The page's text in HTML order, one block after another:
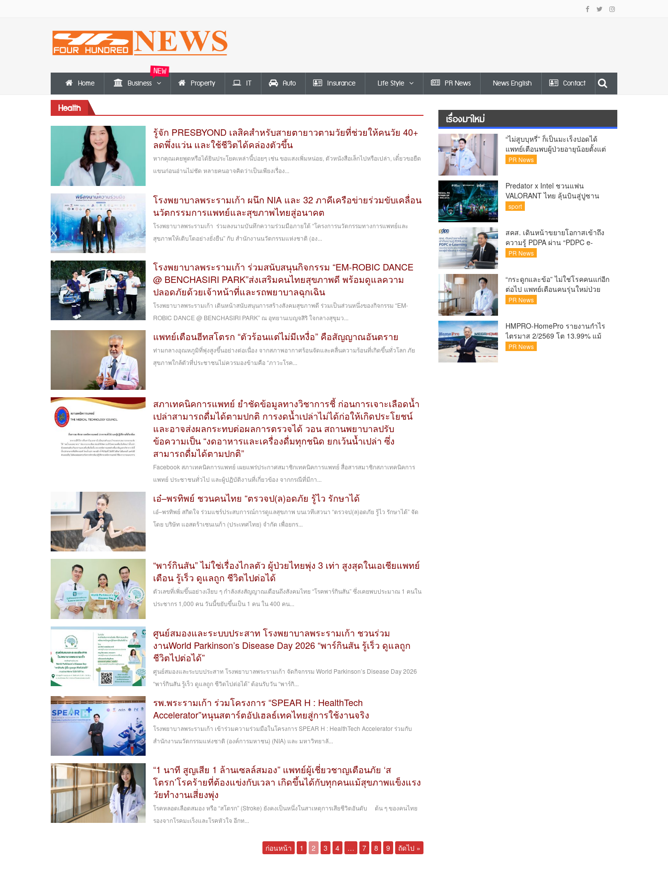
Home Business
NEW
Property IT Auto Insurance Life Style PR News News English Contact
Health
รู้จัก PRESBYOND เลสิคสำหรับสายตายาวตามวัยที่ช่วยให้คนวัย 40+
ลดพึ่งแว่น และใช้ชีวิตได้คล่องตัวขึ้น
หากคุณเคยพูดหรือได้ยินประโยคเหล่านี้บ่อยๆ เช่น ขอแสงเพิ่มหน่อย, ตัวหนังสือเล็กไปหรือเปล่า, เดี๋ยวขอยืด
แขนก่อนอ่านไม่ชัด หลายคนอาจคิดว่าเป็นเพียงเรื่อง...
โรงพยาบาลพระรามเก้า ผนึก NIA และ 32 ภาคีเครือข่ายร่วมขับเคลื่อน
นวัตกรรมการแพทย์และสุขภาพไทยสู่อนาคต
โรงพยาบาลพระรามเก้า ร่วมลงนามบันทึกความร่วมมือภายใต้ “โครงการนวัตกรรมทางการแพทย์และ
สุขภาพให้เติบโตอย่างยั่งยืน” กับ สำนักงานนวัตกรรมแห่งชาติ (อง...
โรงพยาบาลพระรามเก้า ร่วมสนับสนุนกิจกรรม “EM-ROBIC DANCE
@ BENCHASIRI PARK”ส่งเสริมคนไทยสุขภาพดี พร้อมดูแลความ
ปลอดภัยด้วยเจ้าหน้าที่และรถพยาบาลฉุกเฉิน
โรงพยาบาลพระรามเก้า เดินหน้าสนับสนุนการสร้างสังคมสุขภาพดี ร่วมเป็นส่วนหนึ่งของกิจกรรม “EM-
ROBIC DANCE @ BENCHASIRI PARK” ณ อุทยานเบญจสิริ ใจกลางสุขุมว...
แพทย์เตือนฮีทสโตรก “ตัวร้อนแต่ไม่มีเหงื่อ” คือสัญญาณอันตราย
ท่ามกลางอุณหภูมิที่พุ่งสูงขึ้นอย่างต่อเนื่อง จากสภาพอากาศร้อนจัดและคลื่นความร้อนที่เกิดขึ้นทั่วโลก ภัย
สุขภาพใกล้ตัวที่ประชาชนไม่ควรมองข้ามคือ “ภาวะโรค...
สภาเทคนิคการแพทย์ ยำชัดข้อมูลทางวิชาการชี้ ก่อนการเจาะเลือดน้ำ
เปล่าสามารถดื่มได้ตามปกติ การงดน้ำเปล่าไม่ได้ก่อให้เกิดประโยชน์
และอาจส่งผลกระทบต่อผลการตรวจได้ วอน สถานพยาบาลปรับ
ข้อความเป็น “งดอาหารและเครื่องดื่มทุกชนิด ยกเว้นน้ำเปล่า ซึ่ง
สามารถดื่มได้ตามปกติ”
Facebook สภาเทคนิคการแพทย์ เผยแพร่ประกาศสมาชิกเทคนิคการแพทย์ สื่อสารสมาชิกสภาเทคนิคการ
แพทย์ ประชาชนทั่วไป และผู้ปฏิบัติงานที่เกี่ยวข้อง จากกรณีที่มีกา...
เอ๋–พรทิพย์ ชวนคนไทย “ตรวจป(ล)อดภัย รู้ไว รักษาได้
เอ๋–พรทิพย์ สกิดใจ ร่วมแชร์ประสบการณ์การดูแลสุขภาพ บนเวทีเสวนา “ตรวจป(ล)อดภัย รู้ไว รักษาได้” จัด
โดย บริษัท แอสตร้าเซนเนก้า (ประเทศไทย) จำกัด เพื่อยกร...
“พาร์กินสัน” ไม่ใช่เรื่องไกลตัว ผู้ป่วยไทยพุ่ง 3 เท่า สูงสุดในเอเชียแพทย์
เตือน รู้เร็ว ดูแลถูก ชีวิตไปต่อได้
ตัวเลขที่เพิ่มขึ้นอย่างเงียบ ๆ กำลังส่งสัญญาณเตือนถึงสังคมไทย “โรคพาร์กินสัน” ซึ่งเคยพบประมาณ 1 คนใน
ประชากร 1,000 คน วันนี้ขยับขึ้นเป็น 1 คน ใน 400 คน...
ศูนย์สมองและระบบประสาท โรงพยาบาลพระรามเก้า ชวนร่วม
งานWorld Parkinson’s Disease Day 2026 “พาร์กินสัน รู้เร็ว ดูแลถูก
ชีวิตไปต่อได้”
ศูนย์สมองและระบบประสาท โรงพยาบาลพระรามเก้า จัดกิจกรรม World Parkinson’s Disease Day 2026
“พาร์กินสัน รู้เร็ว ดูแลถูก ชีวิตไปต่อได้” ต้อนรับวัน “พาร์กิ...
รพ.พระรามเก้า ร่วมโครงการ “SPEAR H : HealthTech
Accelerator”หนุนสตาร์ตอัปเฮลธ์เทคไทยสู่การใช้งานจริง
โรงพยาบาลพระรามเก้า เข้าร่วมความร่วมมือในโครงการ SPEAR H : HealthTech Accelerator ร่วมกับ
สำนักงานนวัตกรรมแห่งชาติ (องค์การมหาชน) (NIA) และ มหาวิทยาลั...
“1 นาที สูญเสีย 1 ล้านเซลล์สมอง” แพทย์ผู้เชี่ยวชาญเตือนภัย ‘ส
โตรก’โรคร้ายที่ต้องแข่งกับเวลา เกิดขึ้นได้กับทุกคนแม้สุขภาพแข็งแรง
วัยทำงานเสี่ยงพุ่ง
โรคหลอดเลือดสมอง หรือ “สโตรก” (Stroke) ยังคงเป็นหนึ่งในสาเหตุการเสียชีวิตอันดับ ต้น ๆ ของคนไทย
รองจากโรคมะเร็งและโรคหัวใจ อีกท...
ก่อนหน้า 1 2 3 4 … 7 8 9 ถัดไป »
เรื่องมาใหม่
“ไม่สูบบุหรี่” ก็เป็นมะเร็งปอดได้
แพทย์เตือนพบผู้ป่วยอายุน้อยตั้งแต่
วัย 35 ปีเพิ่มขึ้นคนไทยกว่า 70%
PR News
Predator x Intel ชวนแฟน
VALORANT ไทย ลุ้นบินสู่ปูซาน
เชียร์ศึก VCT Pacific Finals Busan
สู่ปูซาน แบบติดขอบสนาม พร้อม
กิจกรรมสุดพิเศษตลอดทัวร์นาเมนต์
sport
สคส. เดินหน้าขยายโอกาสเข้าถึง
ความรู้ PDPA ผ่าน “PDPC e-
Learning” เรียนฟรี ทุกที่ ทุกเวลา
ปลอดภัย เผยยอดผู้เข้าเรียนล่าสุด
ทะลุ 8 หมื่นรายแล้ว
PR News
“กระดูกและข้อ” ไม่ใช่โรคคนแก่อีก
ต่อไป แพทย์เตือนคนรุ่นใหม่ป่วย
เพิ่ม 20-30% เสี่ยง ‘ข้อเข่าเสื่อม
PR News
HMPRO-HomePro รายงานกำไร
ไตรมาส 2/2569 โต 13.99% แม้
เศรษฐกิจผันผวนเดินหน้าขยาย
PR News